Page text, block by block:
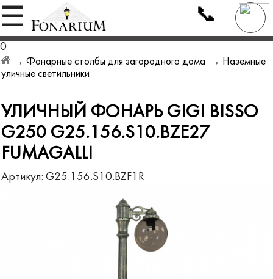
☰ 📞
0
→Фонарные столбы для загородного дома → Наземные
уличные светильники
УЛИЧНЫЙ ФОНАРЬ GIGI BISSO
G250 G25.156.S10.BZE27
FUMAGALLI
Артикул:G25.156.S10.BZF1R